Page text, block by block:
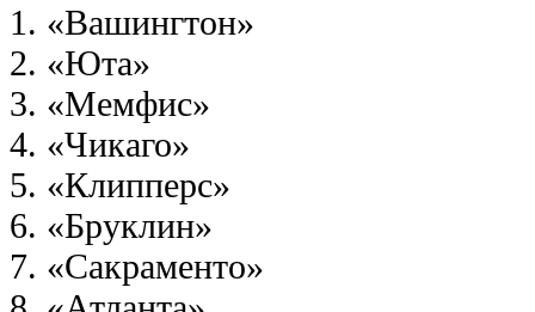
1. «Вашингтон»
2. «Юта»
3. «Мемфис»
4. «Чикаго»
5. «Клипперс»
6. «Бруклин»
7. «Сакраменто»